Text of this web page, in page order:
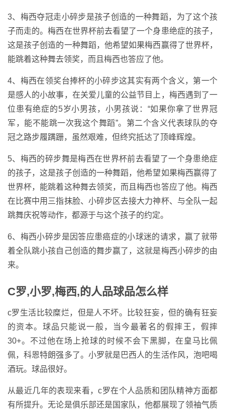
3、梅西夺冠走小碎步是孩子创造的一种舞蹈，为了这个孩
子而走的。梅西在世界杯前去看望了一个身患绝症的孩子，
这是孩子创造的一种舞蹈，他希望如果梅西赢得了世界杯，
能跳着这种舞去领奖，而且梅西也答应了他。
4、梅西在领奖台捧杯的小碎步这其实有两个含义，第一个
是感人的小故事，在关爱儿童的公益节目上，梅西遇到了一
位患有绝症的5岁小男孩，小男孩说：“如果你拿了世界冠
军，能不能跳一次我这个舞蹈”。第二个含义代表球队的夺
冠之路步履蹒跚，虽然艰难，但终究抵达了顶峰辉煌。
5、梅西的碎步舞是梅西在世界杯前去看望了一个身患绝症
的孩子，这是孩子创造的一种舞蹈，他希望如果梅西赢得了
世界杯，能跳着这种舞去领奖，而且梅西也答应了他。梅西
在比赛中用三指抹脸、小碎步区去接大力神杯、与全队一起
跳舞庆祝等动作，都源于与这个孩子的约定。
6、梅西小碎步是因答应患癌症的小球迷的请求，赢了就带
着全队跳小孩自己创造的舞步赢了，这就是梅西小碎步的由
来。
C罗,小罗,梅西,的人品球品怎么样
c罗生活比较糜烂，但是人不坏。比较狂妄，但的确有狂妄
的资本。球品只能说一般，当今最著名的假摔王，假摔
30+。不过他在场上抢球的时候不会下黑脚，在皇马比佩
佩，科恩特朗强多了。小罗就是巴西人的生活作风，泡吧喝
酒玩。球品很好。
从最近几年的表现来看，c罗在个人品质和团队精神方面都
有所提升。无论是俱乐部还是国家队，他都展现了领袖气质